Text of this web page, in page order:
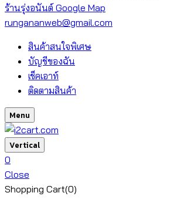
ร้านรุ่งอนันต์ Google Map
rungananweb@gmail.com
สินค้าสนใจพิเศษ
บัญชีของฉัน
เช็คเอาท์
ติดตามสินค้า
Menu
Vertical
0
Close
Shopping Cart(0)